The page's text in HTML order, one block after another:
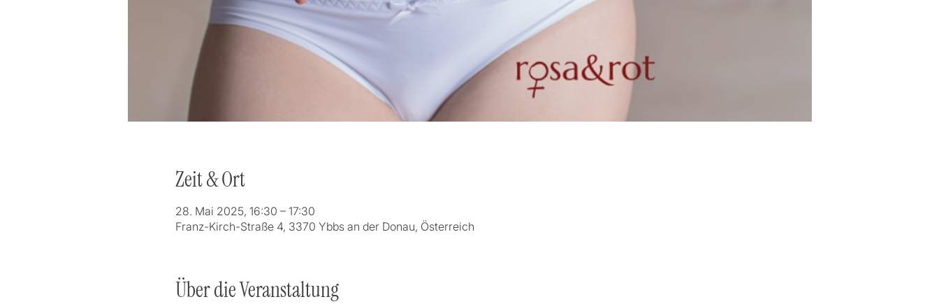
Zeit & Ort
28. Mai 2025, 16:30 – 17:30
Franz-Kirch-Straße 4, 3370 Ybbs an der Donau, Österreich
Über die Veranstaltung